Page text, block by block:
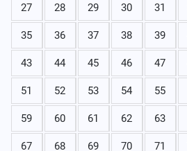
27 28 29 30 31
35 36 37 38 39
43 44 45 46 47
51 52 53 54 55
59 60 61 62 63
67 68 69 70 71